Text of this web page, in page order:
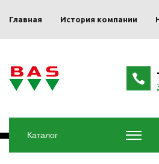
Главная История компании
Каталог